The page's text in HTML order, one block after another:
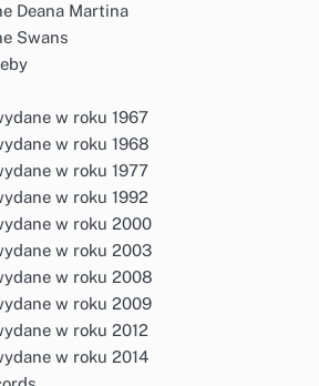
Deana Martina
Swans
w roku 1967
w roku 1968
w roku 1977
w roku 1992
w roku 2000
w roku 2003
w roku 2008
w roku 2009
w roku 2012
w roku 2014